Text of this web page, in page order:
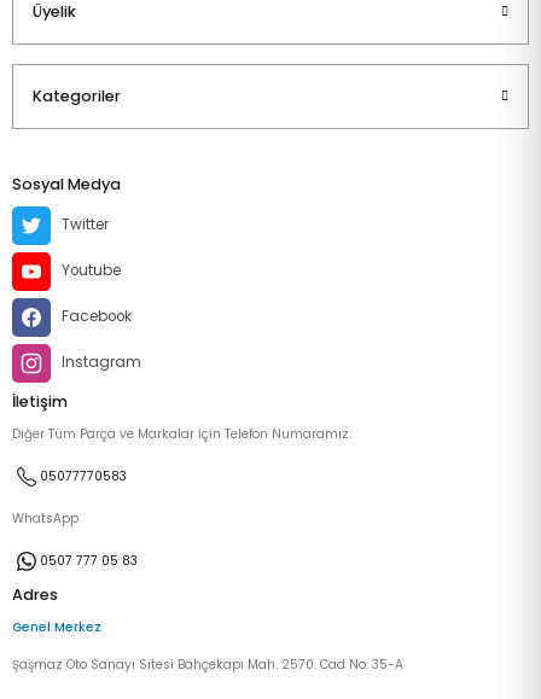
Üyelik
Kategoriler
Sosyal Medya
Twitter
Youtube
Facebook
Instagram
İletişim
Diğer Tüm Parça ve Markalar İçin Telefon Numaramız:
05077770583
WhatsApp
0507 777 05 83
Adres
Genel Merkez
Şaşmaz Oto Sanayi Sitesi Bahçekapı Mah. 2570. Cad No: 35-A